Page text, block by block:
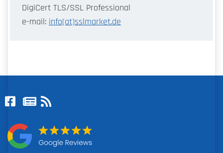
DigiCert TLS/SSL Professional
e-mail: info(at)sslmarket.de